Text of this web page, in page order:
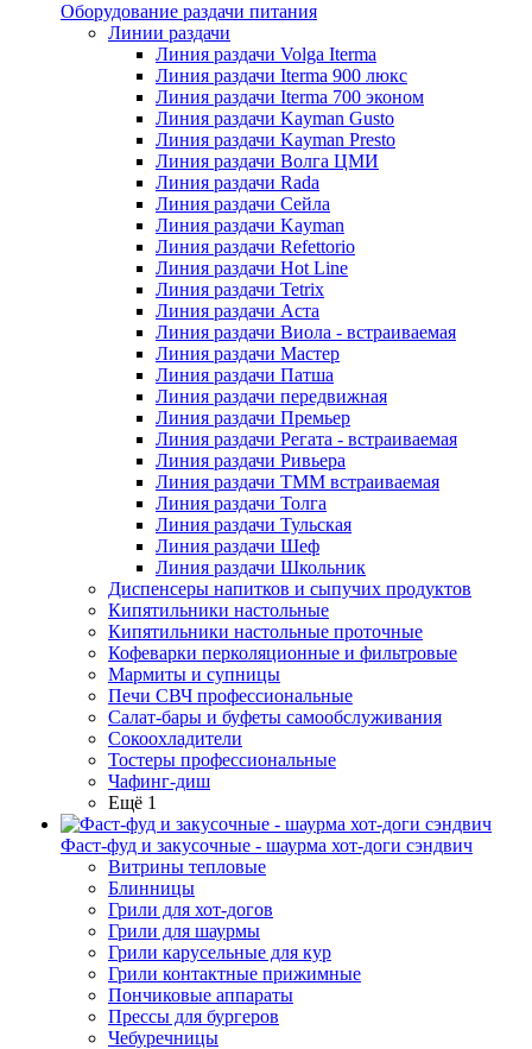
Оборудование раздачи питания
Линии раздачи
Линия раздачи Volga Iterma
Линия раздачи Iterma 900 люкс
Линия раздачи Iterma 700 эконом
Линия раздачи Kayman Gusto
Линия раздачи Kayman Presto
Линия раздачи Волга ЦМИ
Линия раздачи Rada
Линия раздачи Сейла
Линия раздачи Kayman
Линия раздачи Refettorio
Линия раздачи Hot Line
Линия раздачи Tetrix
Линия раздачи Аста
Линия раздачи Виола - встраиваемая
Линия раздачи Мастер
Линия раздачи Патша
Линия раздачи передвижная
Линия раздачи Премьер
Линия раздачи Регата - встраиваемая
Линия раздачи Ривьера
Линия раздачи ТММ встраиваемая
Линия раздачи Толга
Линия раздачи Тульская
Линия раздачи Шеф
Линия раздачи Школьник
Диспенсеры напитков и сыпучих продуктов
Кипятильники настольные
Кипятильники настольные проточные
Кофеварки перколяционные и фильтровые
Мармиты и супницы
Печи СВЧ профессиональные
Салат-бары и буфеты самообслуживания
Сокоохладители
Тостеры профессиональные
Чафинг-диш
Ещё 1
Фаст-фуд и закусочные - шаурма хот-доги сэндвич
Витрины тепловые
Блинницы
Грили для хот-догов
Грили для шаурмы
Грили карусельные для кур
Грили контактные прижимные
Пончиковые аппараты
Прессы для бургеров
Чебуречницы